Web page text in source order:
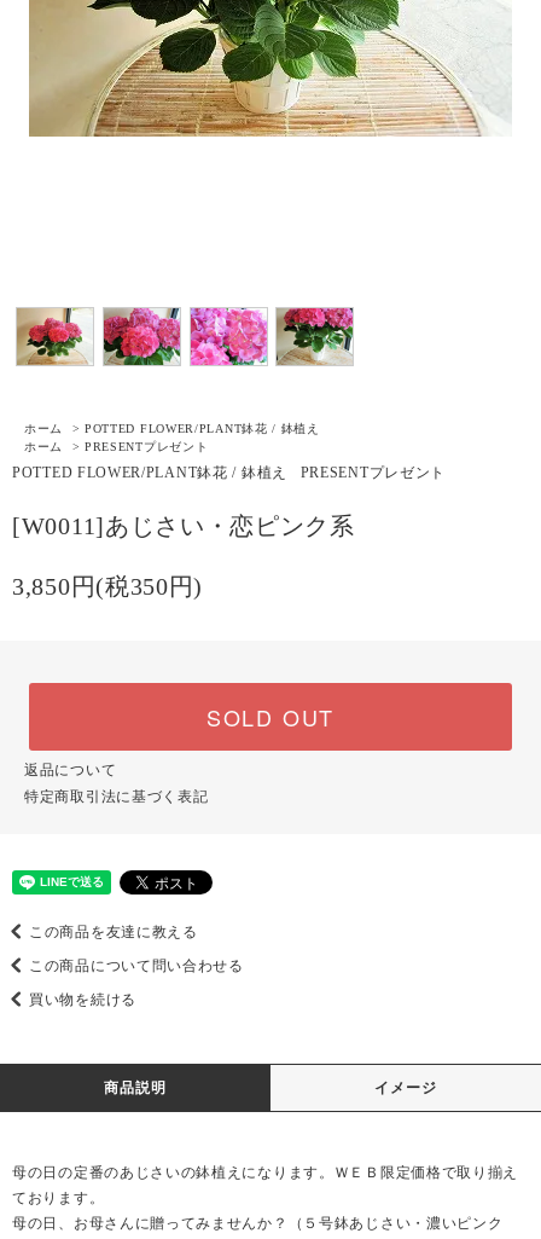
ホーム > POTTED FLOWER/PLANT鉢花 / 鉢植え
ホーム
> PRESENTプレゼント
POTTED FLOWER/PLANT鉢花 / 鉢植え PRESENTプレゼント
[W0011]あじさい・恋ピンク系
3,850円(税350円)
SOLD OUT
返品について
特定商取引法に基づく表記
この商品を友達に教える
この商品について問い合わせる
買い物を続ける
商品説明 イメージ
母の日の定番のあじさいの鉢植えになります。ＷＥＢ限定価格で取り揃え
ております。
母の日、お母さんに贈ってみませんか？（５号鉢あじさい・濃いピンク